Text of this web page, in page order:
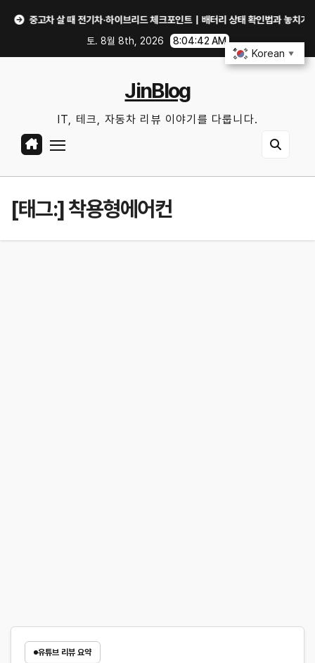
중고차 살 때 전기차·하이브리드 체크포인트｜배터리 상태 확인법과 놓치기 쉬운 위
토. 8월 8th, 2026
8:04:43 AM
JinBlog
IT, 테크, 자동차 리뷰 이야기를 다룹니다.
[태그:]착용형에어컨
유튜브 리뷰 요약
Korean ▼